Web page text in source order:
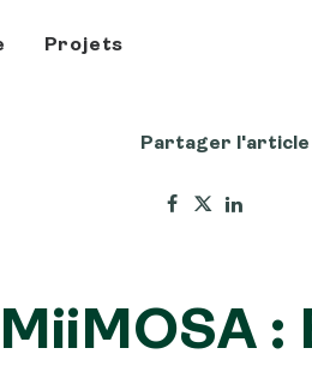
Projets
Partager l'article
: